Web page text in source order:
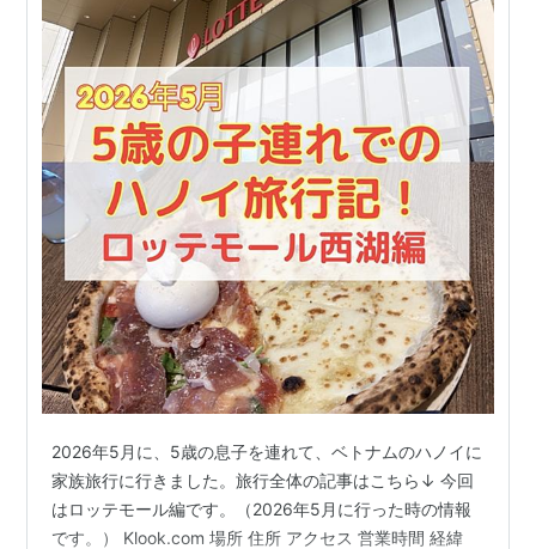
2026年5月に、5歳の息子を連れて、ベトナムのハノイに
家族旅行に行きました。旅行全体の記事はこちら↓ 今回
はロッテモール編です。（2026年5月に行った時の情報
です。） Klook.com 場所 住所 アクセス 営業時間 経緯